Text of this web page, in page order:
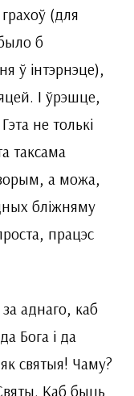
(для
б
ў інтэрнэце),
І ўрэшце,
не толькі
таксама
а можа,
бліжняму
працэс
аднаго, каб
Бога і да
святыя! Чаму?
Каб быць